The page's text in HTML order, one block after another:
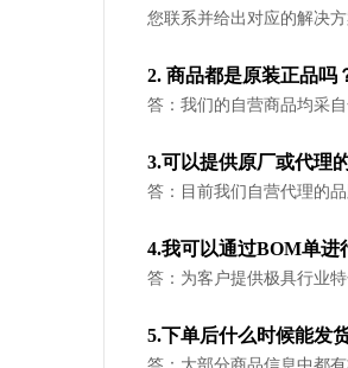
您联系并给出对应的解决方
2. 商品都是原装正品吗
答：我们的自营商品均采
3.可以提供原厂或代理
答：目前我们自营代理的
4.我可以通过BOM单进
答：为客户提供极具行业
5.下单后什么时候能发